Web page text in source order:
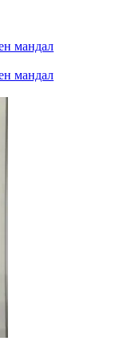
мандал
мандал